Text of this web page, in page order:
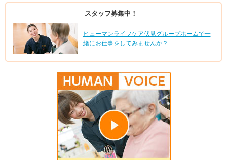
スタッフ募集中！
ヒューマンライフケア伏見グループホームで一
緒にお仕事をしてみませんか？